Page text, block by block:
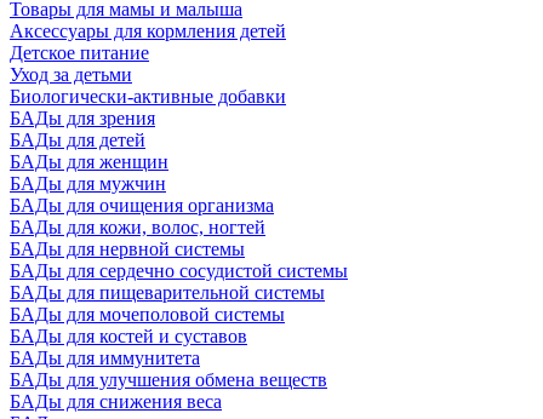
Товары для мамы и малыша
Аксессуары для кормления детей
Детское питание
Уход за детьми
Биологически-активные добавки
БАДы для зрения
БАДы для детей
БАДы для женщин
БАДы для мужчин
БАДы для очищения организма
БАДы для кожи, волос, ногтей
БАДы для нервной системы
БАДы для сердечно сосудистой системы
БАДы для пищеварительной системы
БАДы для мочеполовой системы
БАДы для костей и суставов
БАДы для иммунитета
БАДы для улучшения обмена веществ
БАДы для снижения веса